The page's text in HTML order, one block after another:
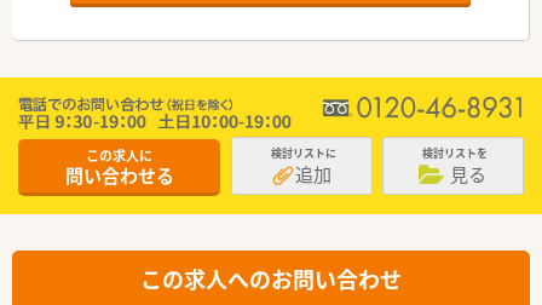
この求人に
問い合わせる
検討リストに
追加
検討リストを
見る
この求人へのお問い合わせ